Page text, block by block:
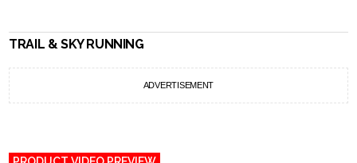
TRAIL & SKY RUNNING
ADVERTISEMENT